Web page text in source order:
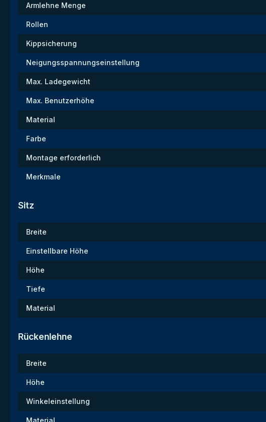
Armlehne Menge
Rollen
Kippsicherung
Neigungsspannungseinstellung
Max. Ladegewicht
Max. Benutzerhöhe
Material
Farbe
Montage erforderlich
Merkmale
Sitz
Breite
Einstellbare Höhe
Höhe
Tiefe
Material
Rückenlehne
Breite
Höhe
Winkeleinstellung